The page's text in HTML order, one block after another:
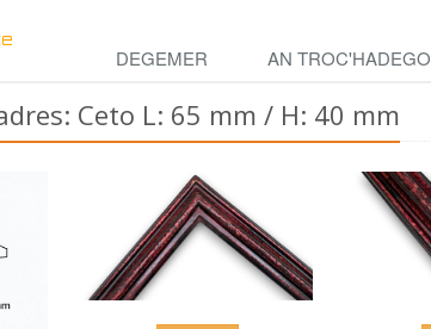
DEGEMER AN
Ceto L: 65 mm / H: 40 mm